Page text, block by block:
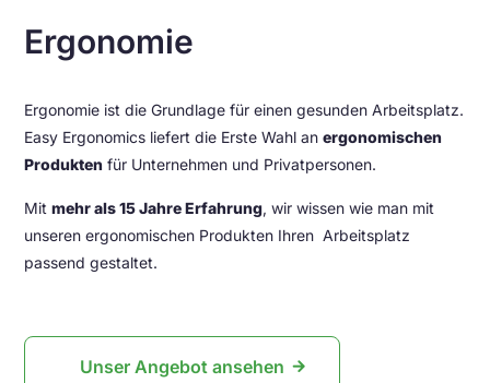
Ergonomie
Ergonomie ist die Grundlage für einen gesunden Arbeitsplatz.
Easy Ergonomics liefert die Erste Wahl anergonomischen
Produkten für Unternehmen und Privatpersonen.
Mitmehr als 15 Jahre Erfahrung, wir wissen wie man mit
unseren ergonomischen Produkten Ihren Arbeitsplatz
passend gestaltet.
Unser Angebot ansehen